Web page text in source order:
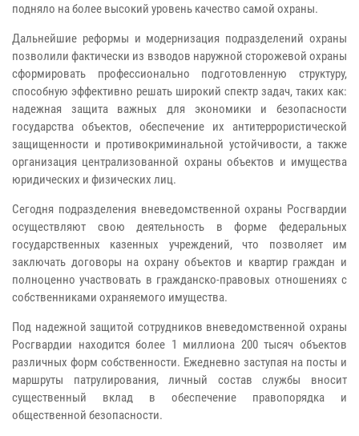
подняло на более высокий уровень качество самой охраны.
Дальнейшие реформы и модернизация подразделений охраны
позволили фактически из взводов наружной сторожевой охраны
сформировать профессионально подготовленную структуру,
способную эффективно решать широкий спектр задач, таких как:
надежная защита важных для экономики и безопасности
государства объектов, обеспечение их антитеррористической
защищенности и противокриминальной устойчивости, а также
организация централизованной охраны объектов и имущества
юридических и физических лиц.
Сегодня подразделения вневедомственной охраны Росгвардии
осуществляют свою деятельность в форме федеральных
государственных казенных учреждений, что позволяет им
заключать договоры на охрану объектов и квартир граждан и
полноценно участвовать в гражданско-правовых отношениях с
собственниками охраняемого имущества.
Под надежной защитой сотрудников вневедомственной охраны
Росгвардии находится более 1 миллиона 200 тысяч объектов
различных форм собственности. Ежедневно заступая на посты и
маршруты патрулирования, личный состав службы вносит
существенный вклад в обеспечение правопорядка и
общественной безопасности.